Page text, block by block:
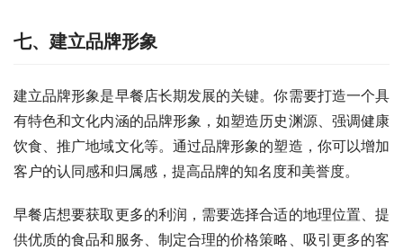
七、建立品牌形象
建立品牌形象是早餐店长期发展的关键。你需要打造一个具
有特色和文化内涵的品牌形象，如塑造历史渊源、强调健康
饮食、推广地域文化等。通过品牌形象的塑造，你可以增加
客户的认同感和归属感，提高品牌的知名度和美誉度。
早餐店想要获取更多的利润，需要选择合适的地理位置、提
供优质的食品和服务、制定合理的价格策略、吸引更多的客